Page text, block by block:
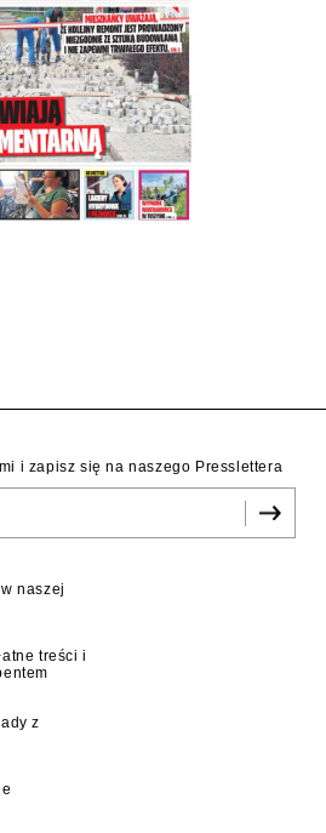
i zapisz się na naszego Presslettera
naszej
treści i
z